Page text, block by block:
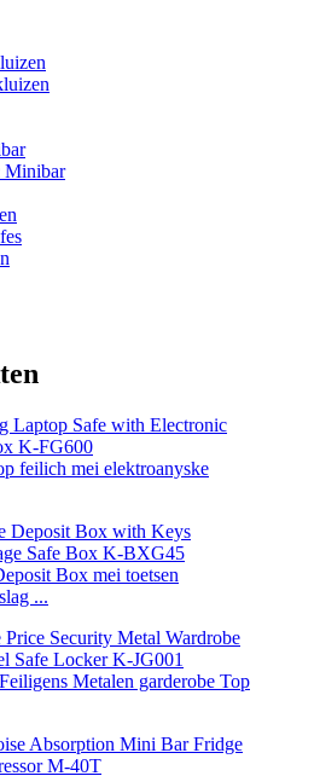
Minibar
feilich mei elektroanyske
Box mei toetsen
...
Metalen garderobe Top